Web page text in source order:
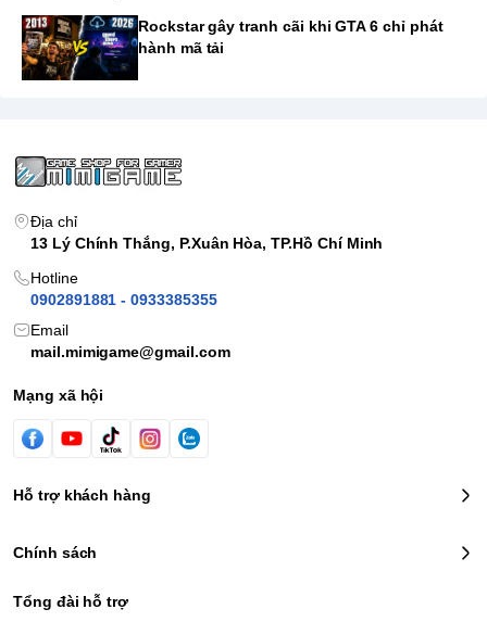
Rockstar gây tranh cãi khi GTA 6 chỉ phát
hành mã tải
Địa chỉ
13 Lý Chính Thắng, P.Xuân Hòa, TP.Hồ Chí Minh
Hotline
0902891881 - 0933385355
Email
mail.mimigame@gmail.com
Mạng xã hội
Hỗ trợ khách hàng
Chính sách
Tổng đài hỗ trợ